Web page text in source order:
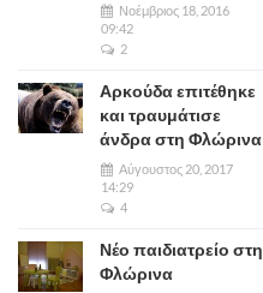
Νοέμβριος 18, 2016
09:42
2
Αρκούδα επιτέθηκε
και τραυμάτισε
άνδρα στη Φλώρινα
Αύγουστος 20, 2017
14:29
4
Νέο παιδιατρείο στη
Φλώρινα